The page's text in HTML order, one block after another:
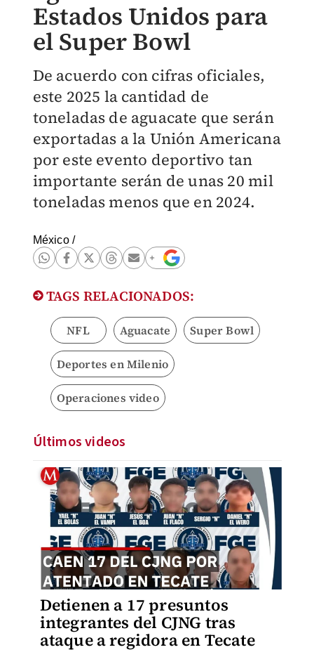
Estados Unidos para
el Super Bowl
De acuerdo con cifras oficiales,
este 2025 la cantidad de
toneladas de aguacate que serán
exportadas a la Unión Americana
por este evento deportivo tan
importante serán de unas 20 mil
toneladas menos que en 2024.
México/
TAGS RELACIONADOS:
NFL Aguacate Super Bowl
Deportes en Milenio
Operaciones video
Últimos videos
Detienen a 17 presuntos
integrantes del CJNG tras
ataque a regidora en Tecate